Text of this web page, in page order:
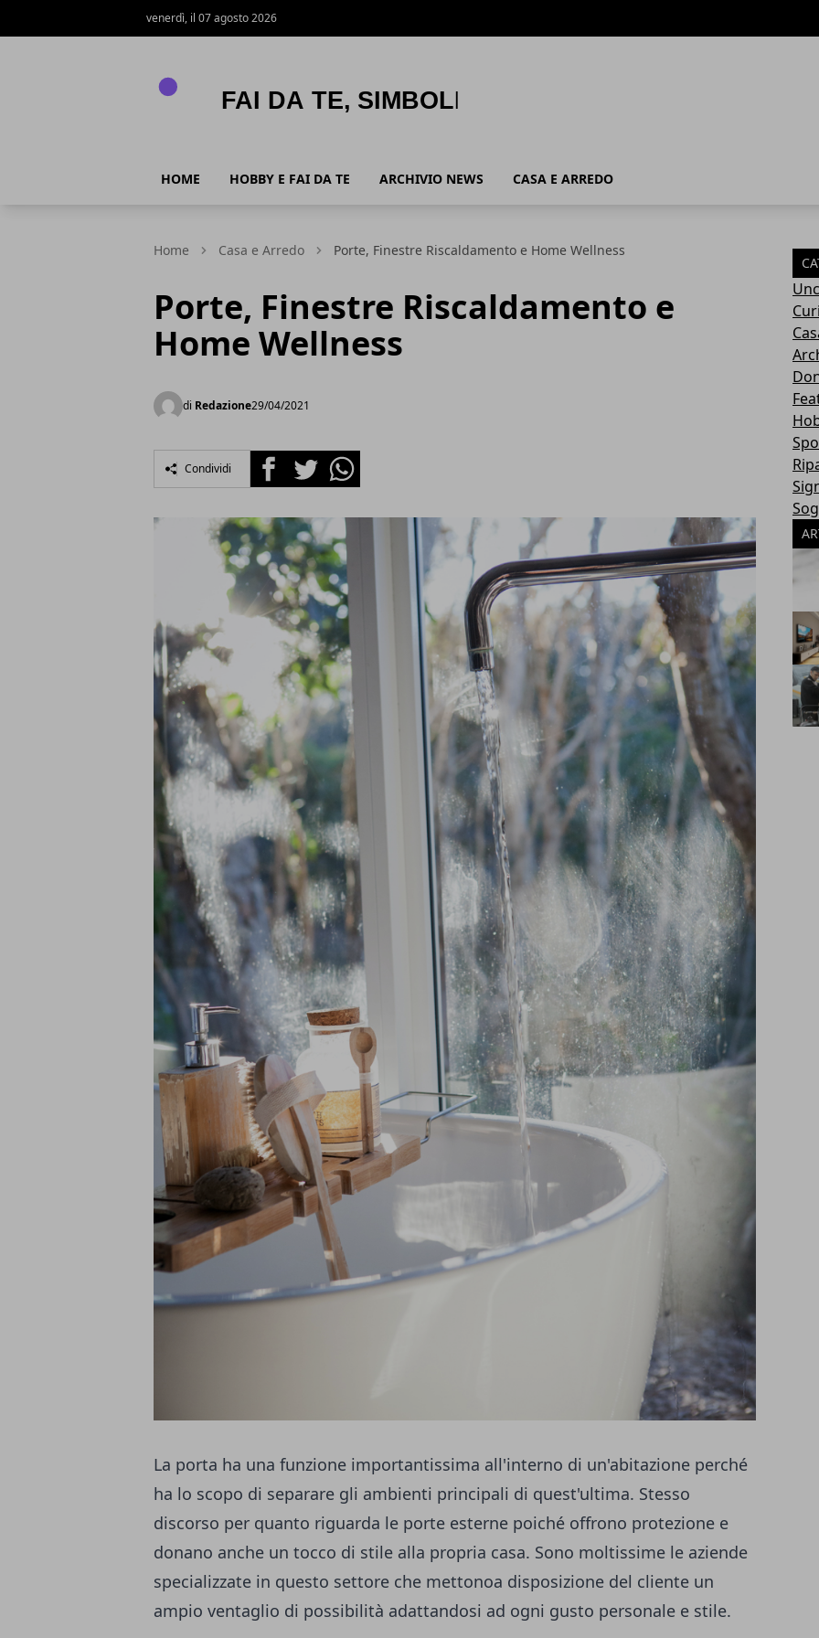
venerdì, il 07 agosto 2026
HOME HOBBY E FAI DA TE ARCHIVIO NEWS CASA E ARREDO
Home Casa e Arredo Porte, Finestre Riscaldamento e Home Wellness
Porte, Finestre Riscaldamento e
Home Wellness
di Redazione29/04/2021
Condividi FacebookTwitterWhatsapp
La porta ha una funzione importantissima all'interno di un'abitazione perché
ha lo scopo di separare gli ambienti principali di quest'ultima. Stesso
discorso per quanto riguarda le porte esterne poiché offrono protezione e
donano anche un tocco di stile alla propria casa. Sono moltissime le aziende
specializzate in questo settore che mettonoa disposizione del cliente un
ampio ventaglio di possibilità adattandosi ad ogni gusto personale e stile.